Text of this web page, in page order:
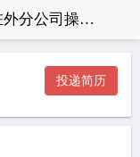
湖南金化科技集团有限公司诚聘驻外分公司操作 工 4000-8000元/月
投递简历